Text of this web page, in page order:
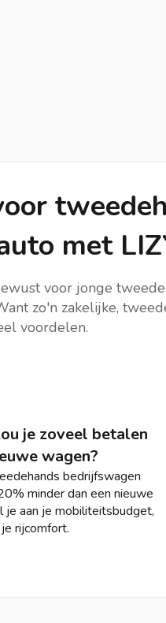
met
voor jonge
zo'n zakelijke,
voordelen.
je zoveel betalen
wagen?
bedrijfswagen
minder dan een nieuwe
je aan je mobiliteitsbudget,
rijcomfort.